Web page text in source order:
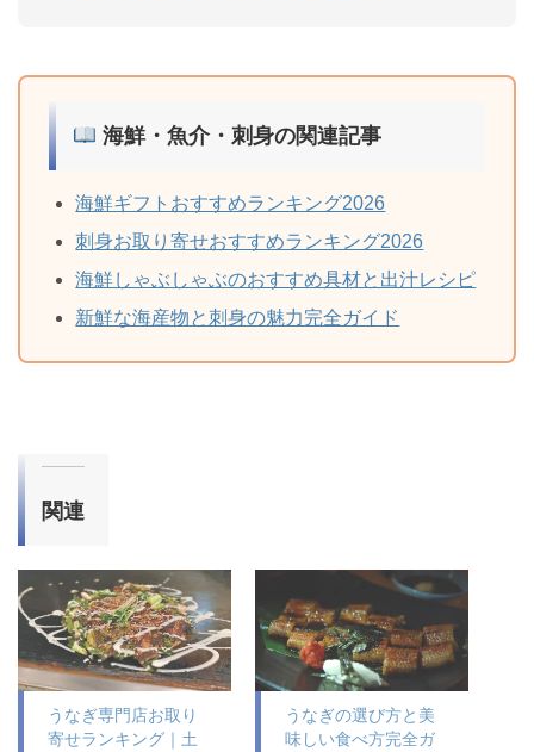
海鮮・魚介・刺身の関連記事
海鮮ギフトおすすめランキング2026
刺身お取り寄せおすすめランキング2026
海鮮しゃぶしゃぶのおすすめ具材と出汁レシピ
新鮮な海産物と刺身の魅力完全ガイド
関連
うなぎ専門店お取り
寄せランキング｜土
うなぎの選び方と美
味しい食べ方完全ガ